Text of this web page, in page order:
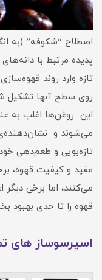
پدیده مرتبط با
تازه وارد روند
روی سطح آنها تشکیل
این روغن‌ها اغلب به
می‌شوند و
تازه‌بویی و طعم‌دهی
مفید و کیفیت قهوه،
می‌کنند، اما برخی
قهوه را تا حدی بهبود
اسپرسوساز های